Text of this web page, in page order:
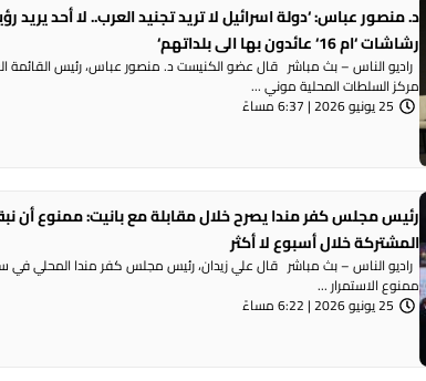
رشاشات ‘ام 16‘ عائدون بها الى بلداتهم‘
راديو الناس – بث مباشر قال عضو الكنيست د. منصور عباس، رئيس القائمة
مركز السلطات المحلية موني ...
25 يونيو 2026 | 6:37 مساءً
رئيس مجلس كفر مندا يصرح خلال مقابلة مع بانيت: ممنوع أن
المشتركة خلال أسبوع لا أكثر
راديو الناس – بث مباشر قال علي زيدان، رئيس مجلس كفر مندا المحلي في
ممنوع الاستمرار ...
25 يونيو 2026 | 6:22 مساءً